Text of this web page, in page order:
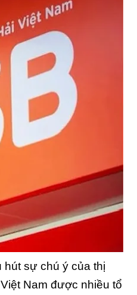
hút sự chú ý của thị
Nam được nhiều tổ